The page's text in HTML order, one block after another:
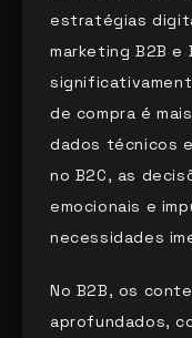
estratégias
marketing B2B e
de compra é
dados técnicos
no B2C, as
emocionais e
necessidades
No B2B, os
aprofundados,